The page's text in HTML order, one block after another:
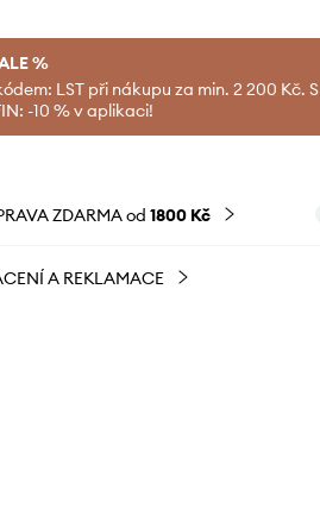
%
LST při nákupu za min. 2 200 Kč. S
-10 % v aplikaci!
ZDARMA od 1800 Kč
A REKLAMACE